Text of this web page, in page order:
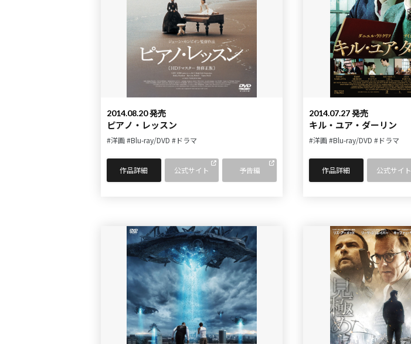
2014.08.20 発売
ピアノ・レッスン
#洋画 #Blu-ray/DVD #ドラマ
作品詳細 公式サイト 予告編
2014.07.27 発売
キル・ユア・ダーリン
#洋画 #Blu-ray/DVD #ドラマ
作品詳細 公式サイト